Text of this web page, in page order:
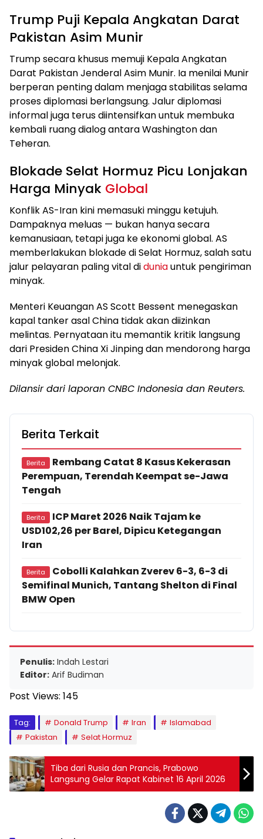
Trump Puji Kepala Angkatan Darat
Pakistan Asim Munir
Trump secara khusus memuji Kepala Angkatan
Darat Pakistan Jenderal Asim Munir. Ia menilai Munir
berperan penting dalam menjaga stabilitas selama
proses diplomasi berlangsung. Jalur diplomasi
informal juga terus diintensifkan untuk membuka
kembali ruang dialog antara Washington dan
Teheran.
Blokade Selat Hormuz Picu Lonjakan
Harga Minyak Global
Konflik AS-Iran kini memasuki minggu ketujuh.
Dampaknya meluas — bukan hanya secara
kemanusiaan, tetapi juga ke ekonomi global. AS
memberlakukan blokade di Selat Hormuz, salah satu
jalur pelayaran paling vital diduniauntuk pengiriman
minyak.
Menteri Keuangan AS Scott Bessent menegaskan
kapal tanker asal China tidak akan diizinkan
melintas. Pernyataan itu memantik kritik langsung
dari Presiden China Xi Jinping dan mendorong harga
minyak global melonjak.
Dilansir dari laporan CNBC Indonesia dan Reuters.
Berita Terkait
Berita
Rembang Catat 8 Kasus Kekerasan
Perempuan, Terendah Keempat se-Jawa
Tengah
Berita
ICP Maret 2026 Naik Tajam ke
USD102,26 per Barel, Dipicu Ketegangan
Iran
Berita
Cobolli Kalahkan Zverev 6-3, 6-3 di
Semifinal Munich, Tantang Shelton di Final
BMW Open
Penulis: Indah Lestari
Editor: Arif Budiman
Post Views: 145
Tag: Donald Trump Iran
Islamabad
Pakistan
Selat Hormuz
Tiba dari Rusia dan Prancis, Prabowo
Langsung Gelar Rapat Kabinet 16 April 2026